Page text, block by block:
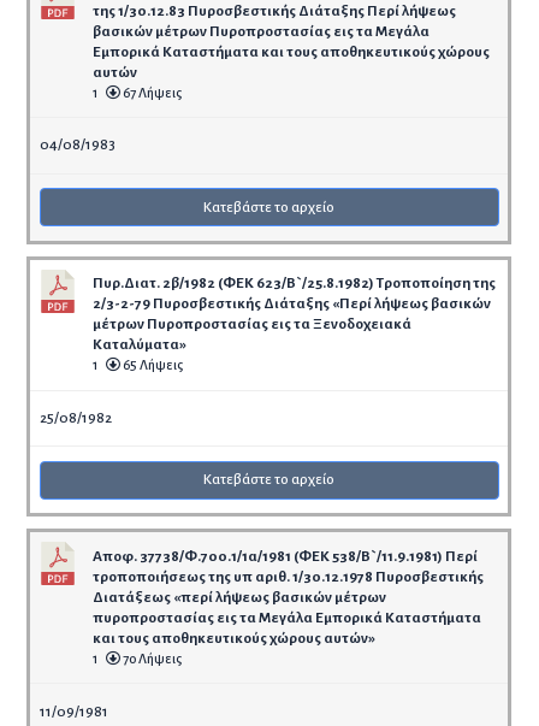
της 1/30.12.83 Πυροσβεστικής Διάταξης Περί λήψεως
βασικών μέτρων Πυροπροστασίας εις τα Μεγάλα
Εμπορικά Καταστήματα και τους αποθηκευτικούς χώρους
αυτών
1 67 Λήψεις
04/08/1983
Κατεβάστε το αρχείο
Πυρ.Διατ. 2β/1982 (ΦΕΚ 623/Β`/25.8.1982) Τροποποίηση της
2/3-2-79 Πυροσβεστικής Διάταξης «Περί λήψεως βασικών
μέτρων Πυροπροστασίας εις τα Ξενοδοχειακά
Καταλύματα»
1 65 Λήψεις
25/08/1982
Κατεβάστε το αρχείο
Αποφ. 37738/Φ.700.1/1α/1981 (ΦΕΚ 538/Β`/11.9.1981) Περί
τροποποιήσεως της υπ αριθ. 1/30.12.1978 Πυροσβεστικής
Διατάξεως «περί λήψεως βασικών μέτρων
πυροπροστασίας εις τα Μεγάλα Εμπορικά Καταστήματα
και τους αποθηκευτικούς χώρους αυτών»
1 70 Λήψεις
11/09/1981